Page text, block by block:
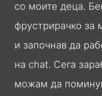
со моите деца.
фрустрирачко за
и започнав да
на chat. Сега
можам да